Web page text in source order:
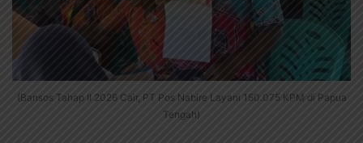
(Bansos Tahap II 2026 Cair, PT Pos Nabire Layani 150.075 KPM di Papua
Tengah)